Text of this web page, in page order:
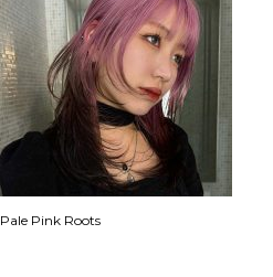
Pale Pink Roots